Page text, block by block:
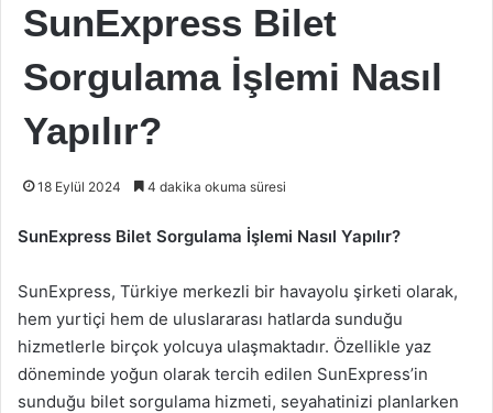
SunExpress Bilet
Sorgulama İşlemi Nasıl
Yapılır?
18 Eylül 2024 4 dakika okuma süresi
SunExpress Bilet Sorgulama İşlemi Nasıl Yapılır?
SunExpress, Türkiye merkezli bir havayolu şirketi olarak,
hem yurtiçi hem de uluslararası hatlarda sunduğu
hizmetlerle birçok yolcuya ulaşmaktadır. Özellikle yaz
döneminde yoğun olarak tercih edilen SunExpress’in
sunduğu bilet sorgulama hizmeti, seyahatinizi planlarken